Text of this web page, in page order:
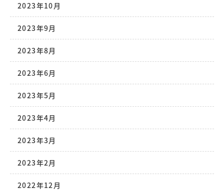
2023年10月
2023年9月
2023年8月
2023年6月
2023年5月
2023年4月
2023年3月
2023年2月
2022年12月